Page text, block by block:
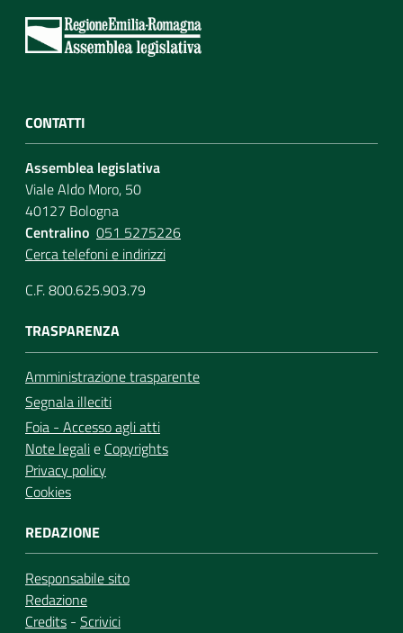
CONTATTI
Assemblea legislativa
Viale Aldo Moro, 50
40127 Bologna
Centralino 051 5275226
Cerca telefoni e indirizzi
C.F. 800.625.903.79
TRASPARENZA
Amministrazione trasparente
Segnala illeciti
Foia - Accesso agli atti
Note legalie Copyrights
Privacy policy
Cookies
REDAZIONE
Responsabile sito
Redazione
Credits - Scrivici